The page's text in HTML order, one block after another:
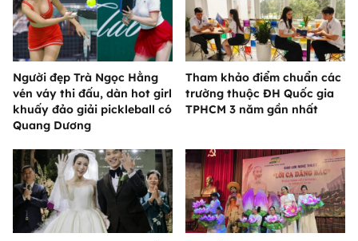
Người đẹp Trà Ngọc Hằng
vén váy thi đấu, dàn hot girl
khuấy đảo giải pickleball có
Quang Dương
Tham khảo điểm chuẩn các
trường thuộc ĐH Quốc gia
TPHCM 3 năm gần nhất